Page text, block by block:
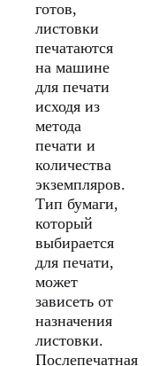
готов,
листовки
печатаются
на машине
для печати
исходя из
метода
печати и
количества
экземпляров.
Тип бумаги,
который
выбирается
для печати,
может
зависеть от
назначения
листовки.
Послепечатная